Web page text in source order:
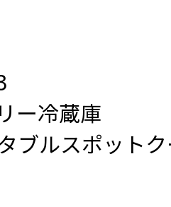
ー冷蔵庫
ブルスポット